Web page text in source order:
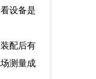
设备是
配后有
测量成